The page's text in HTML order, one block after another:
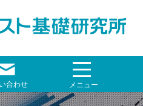
合わせ メニュー